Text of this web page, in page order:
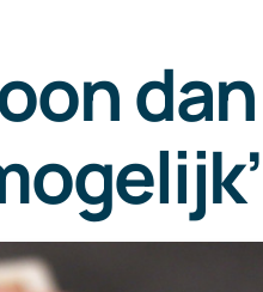
dan